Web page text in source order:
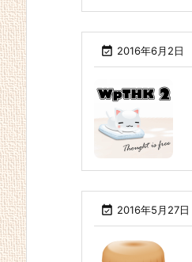
 2016年6月2日
 2016年5月27日